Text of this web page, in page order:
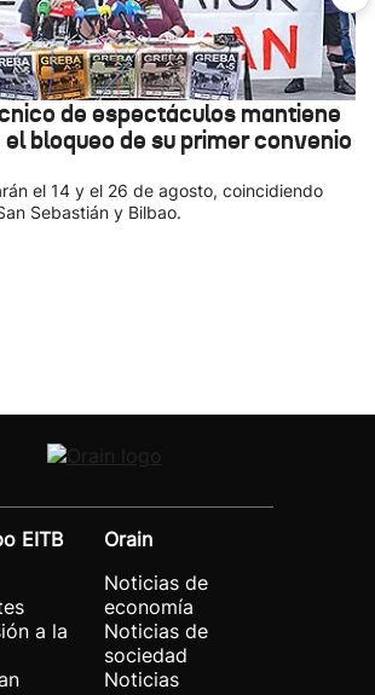
de espectáculos mantiene
bloqueo de su primer convenio
el 14 y el 26 de agosto, coincidiendo
Sebastián y Bilbao.
EITB
a la
Orain
Noticias de
economía
Noticias de
sociedad
Noticias